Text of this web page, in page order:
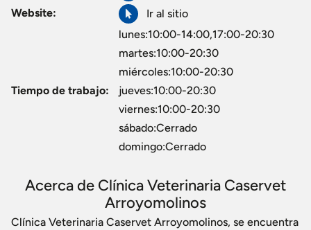
Website:
Ir al sitio
Tiempo de trabajo:
lunes:10:00-14:00,17:00-20:30
martes:10:00-20:30
miércoles:10:00-20:30
jueves:10:00-20:30
viernes:10:00-20:30
sábado:Cerrado
domingo:Cerrado
Acerca de Clínica Veterinaria Caservet
Arroyomolinos
Clínica Veterinaria Caservet Arroyomolinos, se encuentra